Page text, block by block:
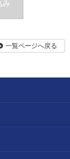
み
一覧ページへ戻る